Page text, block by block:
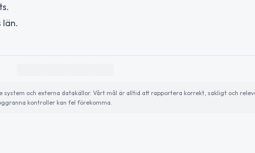
län.
och externa datakällor. Vårt mål är alltid att rapportera korrekt, sakligt och
kontroller kan fel förekomma.